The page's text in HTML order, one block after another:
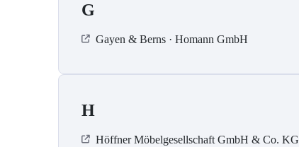
G
Gayen & Berns · Homann GmbH
H
Höffner Möbelgesellschaft GmbH & Co. KG